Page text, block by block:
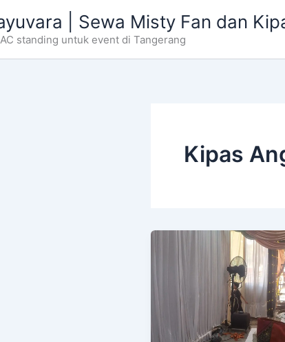
| Sewa Misty Fan dan
standing untuk event di Tangerang
Kipas